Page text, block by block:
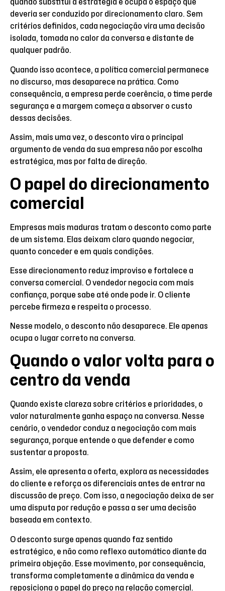
quando substitui a estratégia e ocupa o espaço que
deveria ser conduzido por direcionamento claro. Sem
critérios definidos, cada negociação vira uma decisão
isolada, tomada no calor da conversa e distante de
qualquer padrão.
Quando isso acontece, a política comercial permanece
no discurso, mas desaparece na prática. Como
consequência, a empresa perde coerência, o time perde
segurança e a margem começa a absorver o custo
dessas decisões.
Assim, mais uma vez, o desconto vira o principal
argumento de venda da sua empresa não por escolha
estratégica, mas por falta de direção.
O papel do direcionamento
comercial
Empresas mais maduras tratam o desconto como parte
de um sistema. Elas deixam claro quando negociar,
quanto conceder e em quais condições.
Esse direcionamento reduz improviso e fortalece a
conversa comercial. O vendedor negocia com mais
confiança, porque sabe até onde pode ir. O cliente
percebe firmeza e respeita o processo.
Nesse modelo, o desconto não desaparece. Ele apenas
ocupa o lugar correto na conversa.
Quando o valor volta para o
centro da venda
Quando existe clareza sobre critérios e prioridades, o
valor naturalmente ganha espaço na conversa. Nesse
cenário, o vendedor conduz a negociação com mais
segurança, porque entende o que defender e como
sustentar a proposta.
Assim, ele apresenta a oferta, explora as necessidades
do cliente e reforça os diferenciais antes de entrar na
discussão de preço. Com isso, a negociação deixa de ser
uma disputa por redução e passa a ser uma decisão
baseada em contexto.
O desconto surge apenas quando faz sentido
estratégico, e não como reflexo automático diante da
primeira objeção. Esse movimento, por consequência,
transforma completamente a dinâmica da venda e
reposiciona o papel do preço na relação comercial.